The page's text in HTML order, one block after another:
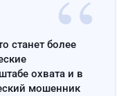
“
станет более
охвата и в
мошенник